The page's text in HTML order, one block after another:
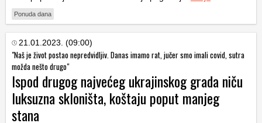
Ponuda dana
21.01.2023. (09:00)
"Naš je život postao nepredvidljiv. Danas imamo rat, jučer smo imali covid, sutra
možda nešto drugo"
Ispod drugog najvećeg ukrajinskog grada niču
luksuzna skloništa, koštaju poput manjeg
stana